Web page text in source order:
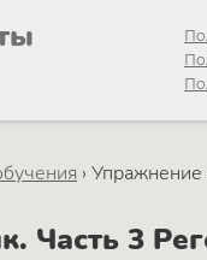
› Упражнение
Часть 3